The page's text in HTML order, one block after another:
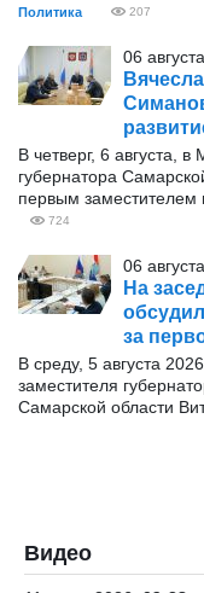
Политика 207
06
В четверг, 6 августа,
губернатора
первым заместителем
724
06
На
за
В среду, 5 августа
заместителя
Самарской области
Видео